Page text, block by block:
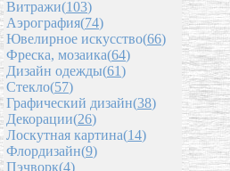
Витражи(103)
Аэрография(74)
Ювелирное искусство(66)
Фреска, мозаика(64)
Дизайн одежды(61)
Стекло(57)
Графический дизайн(38)
Декорации(26)
Лоскутная картина(14)
Флордизайн(9)
Пэчворк(4)